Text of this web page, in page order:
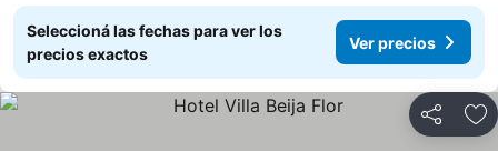
Seleccioná las fechas para ver los
precios exactos
Ver precios
Compartir